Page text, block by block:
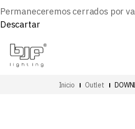
Permaneceremos cerrados por
Descartar
Inicio Outlet